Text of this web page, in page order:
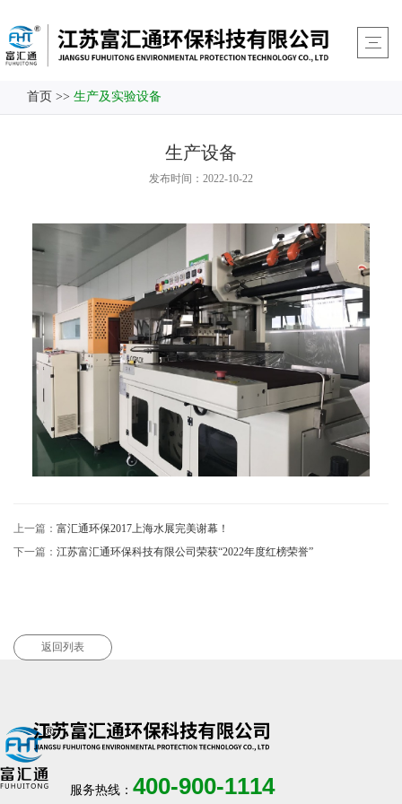
首页 >> 生产及实验设备
生产设备
发布时间：2022-10-22
上一篇： 富汇通环保2017上海水展完美谢幕！
下一篇： 江苏富汇通环保科技有限公司荣获“2022年度红榜荣誉”
返回列表
服务热线：400-900-1114